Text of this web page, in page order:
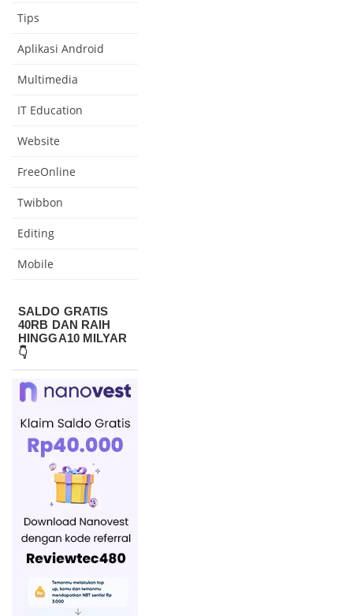
Tips
Aplikasi Android
Multimedia
IT Education
Website
FreeOnline
Twibbon
Editing
Mobile
SALDO GRATIS
40RB DAN RAIH
HINGGA10 MILYAR
👇